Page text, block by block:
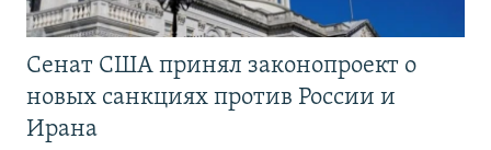
Сенат США принял законопроект о
новых санкциях против России и
Ирана